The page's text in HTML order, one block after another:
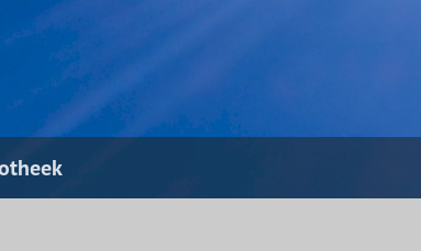
Filmpje de
Filmpje Credit